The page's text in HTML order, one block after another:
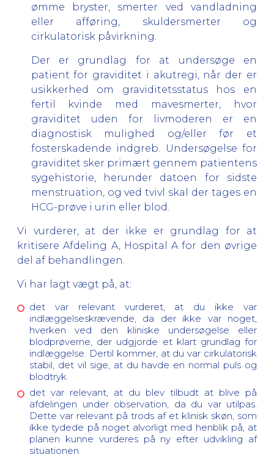
ømme bryster, smerter ved vandladning
eller afføring, skuldersmerter og
cirkulatorisk påvirkning.
Der er grundlag for at undersøge en
patient for graviditet i akutregi, når der er
usikkerhed om graviditetsstatus hos en
fertil kvinde med mavesmerter, hvor
graviditet uden for livmoderen er en
diagnostisk mulighed og/eller før et
fosterskadende indgreb. Undersøgelse for
graviditet sker primært gennem patientens
sygehistorie, herunder datoen for sidste
menstruation, og ved tvivl skal der tages en
HCG-prøve i urin eller blod.
Vi vurderer, at der ikke er grundlag for at
kritisere Afdeling A, Hospital A for den øvrige
del af behandlingen.
Vi har lagt vægt på, at:
det var relevant vurderet, at du ikke var
indlæggelseskrævende, da der ikke var noget,
hverken ved den kliniske undersøgelse eller
blodprøverne, der udgjorde et klart grundlag for
indlæggelse. Dertil kommer, at du var cirkulatorisk
stabil, det vil sige, at du havde en normal puls og
blodtryk.
det var relevant, at du blev tilbudt at blive på
afdelingen under observation, da du var utilpas.
Dette var relevant på trods af et klinisk skøn, som
ikke tydede på noget alvorligt med henblik på, at
planen kunne vurderes på ny efter udvikling af
situationen.